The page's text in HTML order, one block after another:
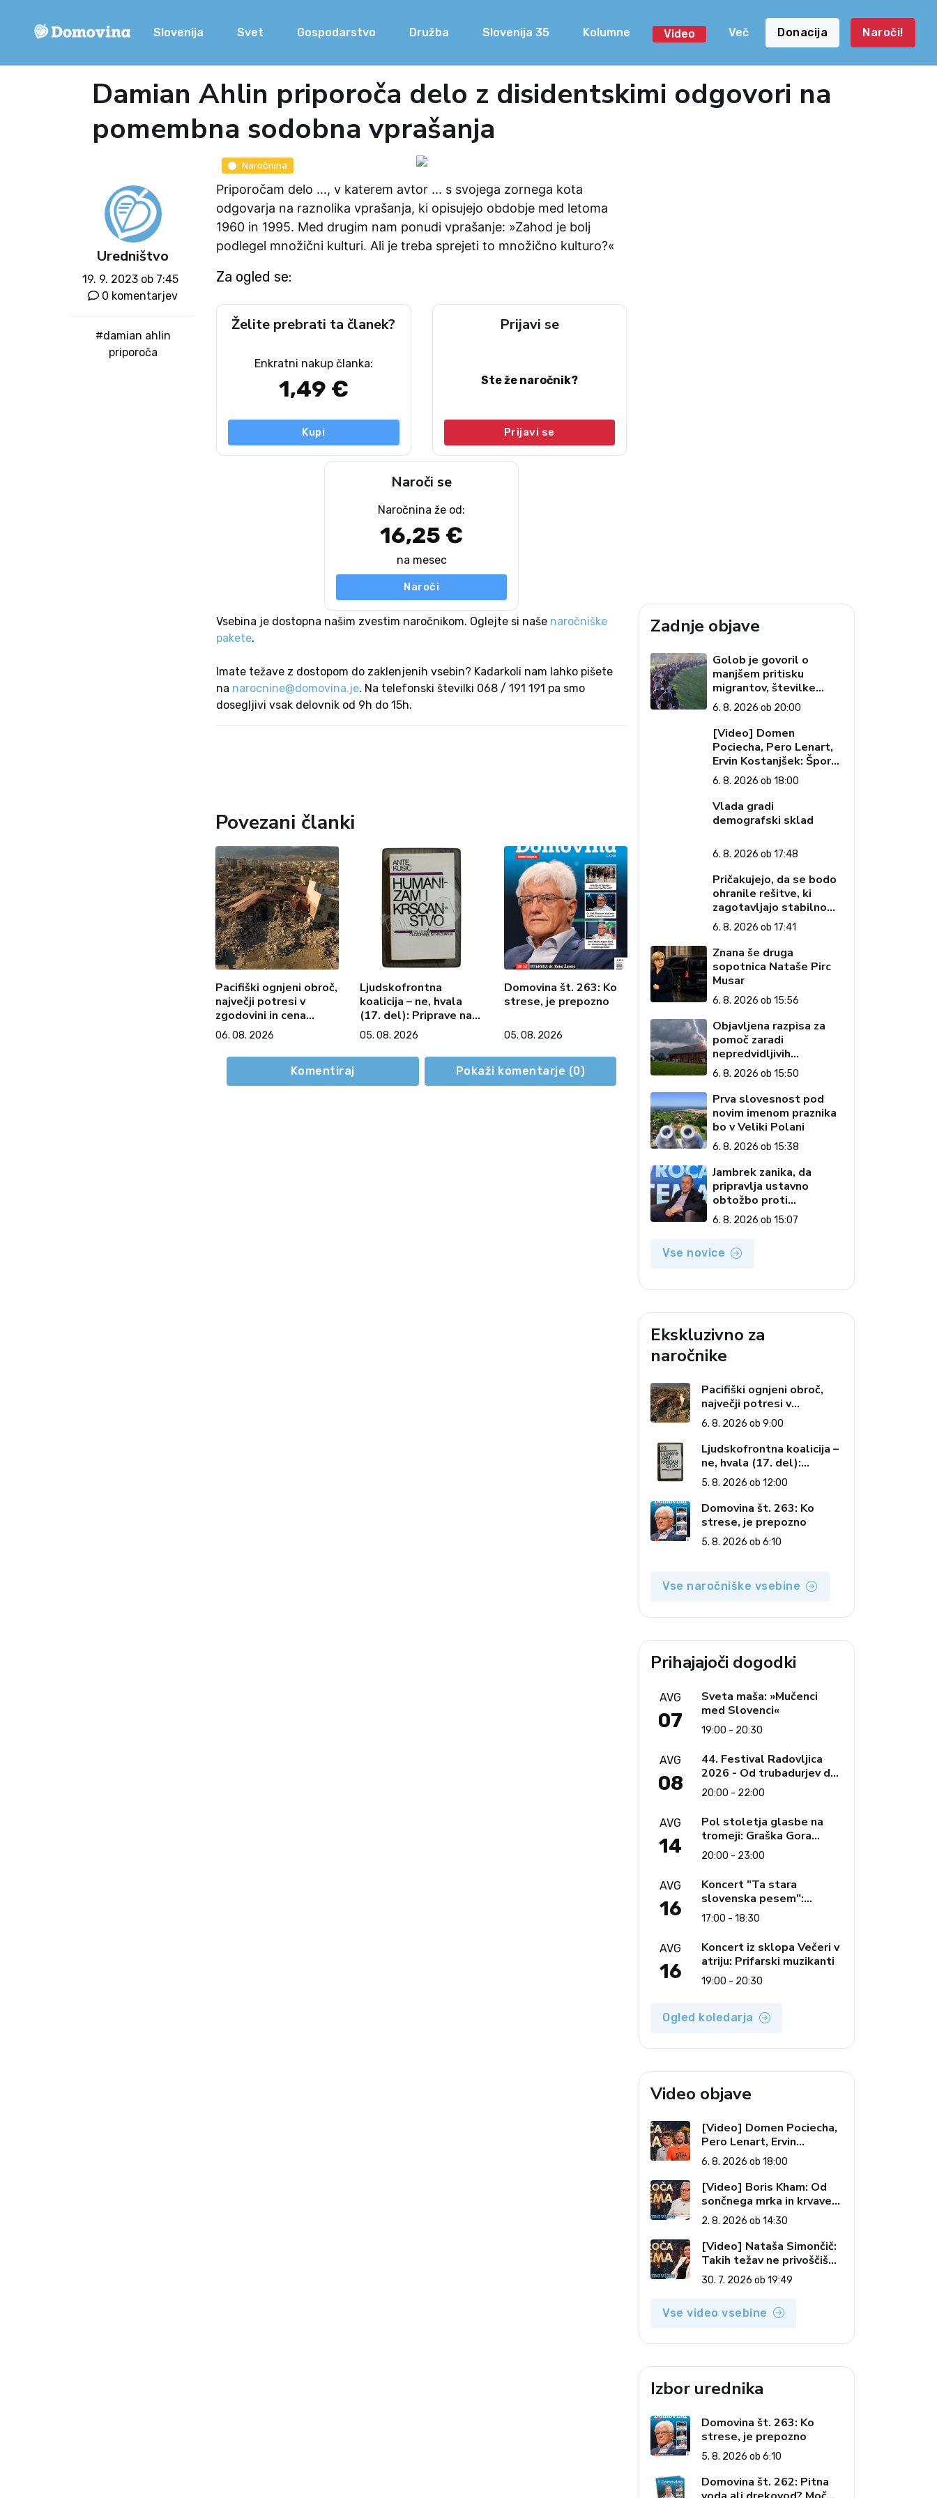
Slovenija Svet Gospodarstvo Družba Slovenija 35 Kolumne Video Več Donacija Naroči!
Damian Ahlin priporoča delo z disidentskimi odgovori na
pomembna sodobna vprašanja
Uredništvo
19. 9. 2023 ob 7:45
0 komentarjev
#damian ahlin
priporoča
Naročnina
Priporočam delo ..., v katerem avtor ... s svojega zornega kota
odgovarja na raznolika vprašanja, ki opisujejo obdobje med letoma
1960 in 1995. Med drugim nam ponudi vprašanje: »Zahod je bolj
podlegel množični kulturi. Ali je treba sprejeti to množično kulturo?«
Za ogled se:
Želite prebrati ta članek?
Enkratni nakup članka:
1,49 €
Kupi
Prijavi se
Ste že naročnik?
Prijavi se
Naroči se
Naročnina že od:
16,25 €
na mesec
Naroči
Vsebina je dostopna našim zvestim naročnikom. Oglejte si naše naročniške
pakete.
Imate težave z dostopom do zaklenjenih vsebin? Kadarkoli nam lahko pišete
na narocnine@domovina.je. Na telefonski številki 068 / 191 191 pa smo
dosegljivi vsak delovnik od 9h do 15h.
Povezani članki
Pacifiški ognjeni obroč,
največji potresi v
zgodovini in cena
pozabe
06. 08. 2026
Ljudskofrontna
koalicija – ne, hvala
(17. del): Priprave na
sestop z oblasti –
dvorska opozicija 6:
Gramsci na delu: Revija
2000 in revolucionarna
izvotlitev krščanstva
05. 08. 2026
Domovina št. 263: Ko
strese, je prepozno
05. 08. 2026
Komentiraj Pokaži komentarje (0)
Zadnje objave
Golob je govoril o
manjšem pritisku
migrantov, številke
govorijo drugače
6. 8. 2026 ob 20:00
[Video] Domen
Pociecha, Pero Lenart,
Ervin Kostanjšek: Šport
specialcev (Vroča tema,
6. 8. 2026)
6. 8. 2026 ob 18:00
Vlada gradi
demografski sklad
6. 8. 2026 ob 17:48
Pričakujejo, da se bodo
ohranile rešitve, ki
zagotavljajo stabilno
davčno okolje
6. 8. 2026 ob 17:41
Znana še druga
sopotnica Nataše Pirc
Musar
6. 8. 2026 ob 15:56
Objavljena razpisa za
pomoč zaradi
nepredvidljivih
dogodkov na kmetiji
6. 8. 2026 ob 15:50
Prva slovesnost pod
novim imenom praznika
bo v Veliki Polani
6. 8. 2026 ob 15:38
Jambrek zanika, da
pripravlja ustavno
obtožbo proti
predsednici: To je
popolnoma neresnična
6. 8. 2026 ob 15:07
Vse novice
Ekskluzivno za
naročnike
Pacifiški ognjeni obroč,
največji potresi v
zgodovini in cena pozabe
6. 8. 2026 ob 9:00
Ljudskofrontna koalicija –
ne, hvala (17. del):
Priprave na sestop z
oblasti – dvorska
opozicija 6: Gramsci na
delu: Revija 2000 in
revolucionarna izvotlitev
krščanstva
5. 8. 2026 ob 12:00
Domovina št. 263: Ko
strese, je prepozno
5. 8. 2026 ob 6:10
Vse naročniške vsebine
Prihajajoči dogodki
AVG
07
Sveta maša: »Mučenci
med Slovenci«
19:00 - 20:30
AVG
08
44. Festival Radovljica
2026 - Od trubadurjev do
Brahmsa
20:00 - 22:00
AVG
14
Pol stoletja glasbe na
tromeji: Graška Gora
obeležuje 50. jubilejni
festival narodno-zabavne
glasbe
20:00 - 23:00
AVG
16
Koncert "Ta stara
slovenska pesem":
Ljudski pevci Jezerci
17:00 - 18:30
AVG
16
Koncert iz sklopa Večeri v
atriju: Prifarski muzikanti
19:00 - 20:30
Ogled koledarja
Video objave
[Video] Domen Pociecha,
Pero Lenart, Ervin
Kostanjšek: Šport
specialcev (Vroča tema, 6.
8. 2026)
6. 8. 2026 ob 18:00
[Video] Boris Kham: Od
sončnega mrka in krvave
lune do slovenskih
pečatov v vesolju (Vroča
tema, 2. 8. 2026)
2. 8. 2026 ob 14:30
[Video] Nataša Simončič:
Takih težav ne privoščiš
nikomur (Vroča tema, 30.
7. 2026)
30. 7. 2026 ob 19:49
Vse video vsebine
Izbor urednika
Domovina št. 263: Ko
strese, je prepozno
5. 8. 2026 ob 6:10
Domovina št. 262: Pitna